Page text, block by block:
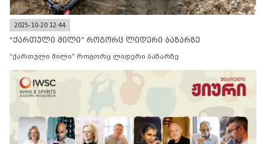
2025-10-20 12:44
“ქართული მილი” როგორც ლიდერი ბაზარზე
“ქართული მილი” როგორც ლიდერი ბაზარზე